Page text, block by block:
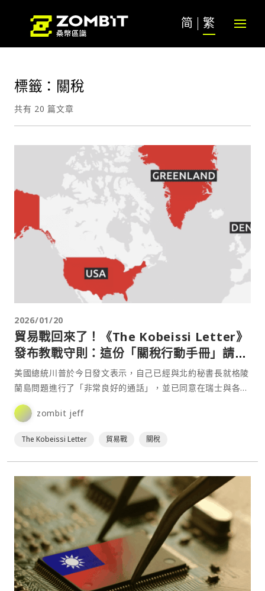
简 繁
標籤：關稅
共有 20 篇文章
2026/01/20
貿易戰回來了！《The Kobeissi Letter》
發布教戰守則：這份「關稅行動手冊」請收
藏起來
美國總統川普於今日發文表示，自己已經與北約秘書長就格陵
蘭島問題進行了「非常良好的通話」，並已同意在瑞士與各方
舉行會晤。對此，知名全球資本市場評論平台《The Kob⋯
zombit jeff
The Kobeissi Letter 貿易戰 關稅